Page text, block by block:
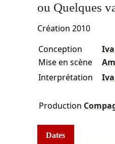
ou Quelques
Création 2010
Conception
Mise en scène
Interprétation
Production
Dates